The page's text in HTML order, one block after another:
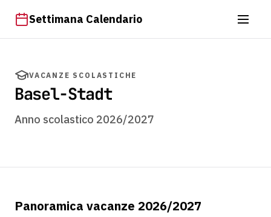
Settimana Calendario
VACANZE SCOLASTICHE
Basel-Stadt
Anno scolastico 2026/2027
Panoramica vacanze 2026/2027